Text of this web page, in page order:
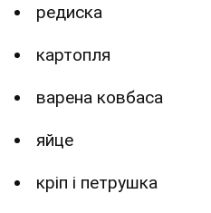
редиска
картопля
варена ковбаса
яйце
кріп і петрушка